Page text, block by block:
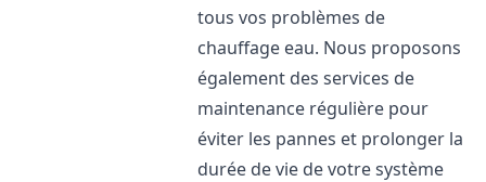
tous vos problèmes de
chauffage eau. Nous proposons
également des services de
maintenance régulière pour
éviter les pannes et prolonger la
durée de vie de votre système